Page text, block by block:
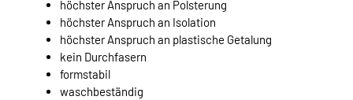
höchster Anspruch an Polsterung
höchster Anspruch an Isolation
höchster Anspruch an plastische Getalung
kein Durchfasern
formstabil
waschbeständig